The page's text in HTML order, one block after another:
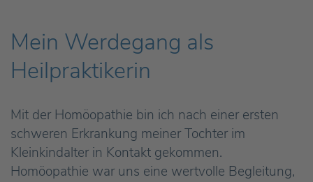
Mein Werdegang als
Heilpraktikerin
Mit der Homöopathie bin ich nach einer ersten
schweren Erkrankung meiner Tochter im
Kleinkindalter in Kontakt gekommen.
Homöopathie war uns eine wertvolle Begleitung,